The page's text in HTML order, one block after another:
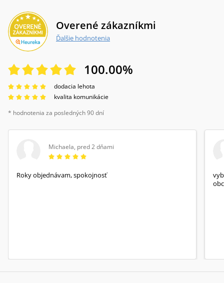
Overené zákazníkmi
Ďalšie hodnotenia
100.00%
dodacia lehota
kvalita komunikácie
* hodnotenia za posledných 90 dní
Michaela, pred 2 dňami
Roky objednávam, spokojnosť